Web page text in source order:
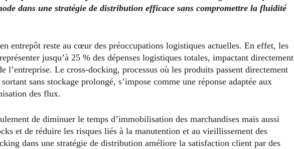
dans une stratégie de distribution efficace sans compromettre la fluidité
entrepôt reste au cœur des préoccupations logistiques actuelles. En effet, les
jusqu’à 25 % des dépenses logistiques totales, impactant directement
l’entreprise. Le cross-docking, processus où les produits passent directement
sans stockage prolongé, s’impose comme une réponse adaptée aux
des flux.
de diminuer le temps d’immobilisation des marchandises mais aussi
et de réduire les risques liés à la manutention et au vieillissement des
dans une stratégie de distribution améliore la satisfaction client par des